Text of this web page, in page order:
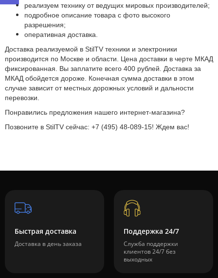
реализуем технику от ведущих мировых производителей;
подробное описание товара с фото высокого
разрешения;
оперативная доставка.
Доставка реализуемой в StilTV техники и электроники
производится по Москве и области. Цена доставки в черте МКАД
фиксированная. Вы заплатите всего 400 рублей. Доставка за
МКАД обойдется дороже. Конечная сумма доставки в этом
случае зависит от местных дорожных условий и дальности
перевозки.
Понравились предложения нашего интернет-магазина?
Позвоните в StilTV сейчас: +7 (495) 48-089-15! Ждем вас!
Быстрая доставка
Доставка в день заказа
Поддержка 24/7
Служба поддержки
клиентов 24/7 без
выходных